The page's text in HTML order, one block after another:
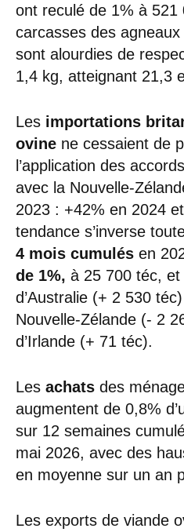
ont reculé de 1% à 521
carcasses des
sont alourdies de
1,4 kg, atteignant 21,3
Les importations
ovine ne cessaient de
l’application des
avec la Nouvelle-
2023 : +42% en 2024
tendance s’inverse
4 mois cumulés en
de 1%, à 25 700 téc,
d’Australie (+ 2 530
Nouvelle-Zélande (- 2
d’Irlande (+ 71 téc).
Les achats des
augmentent de 0,8%
sur 12 semaines
mai 2026, avec des
en moyenne sur un an
Les exports de viande